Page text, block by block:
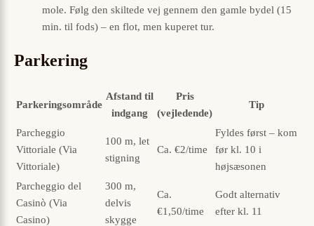
mole. Følg den skiltede vej gennem den gamle bydel (15
min. til fods) – en flot, men kuperet tur.
Parkering
Parkeringsområde
Afstand til
indgang
Pris
(vejledende)
Tip
Parcheggio
Vittoriale (Via
Vittoriale)
100 m, let
stigning
Ca. €2/time
Fyldes først – kom
før kl. 10 i
højsæsonen
Parcheggio del
Casinò (Via
Casino)
300 m,
delvis
skygge
Ca.
€1,50/time
Godt alternativ
efter kl. 11